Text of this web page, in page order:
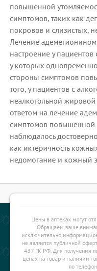
повышенной
симптомов, таких как
покровов и слизистых,
Лечение
настроение у
у которых
стороны симптомов
того, у пациентов с
неалкогольной
ответом на лечение
симптомов повышенной
наблюдалось
как иктеричность
недомогание и кожный
Цены в аптеках могут
Обращаем ваше
исключительно
не является публичной
437 ГК РФ. Для получения
ценах на товар и наличии
по